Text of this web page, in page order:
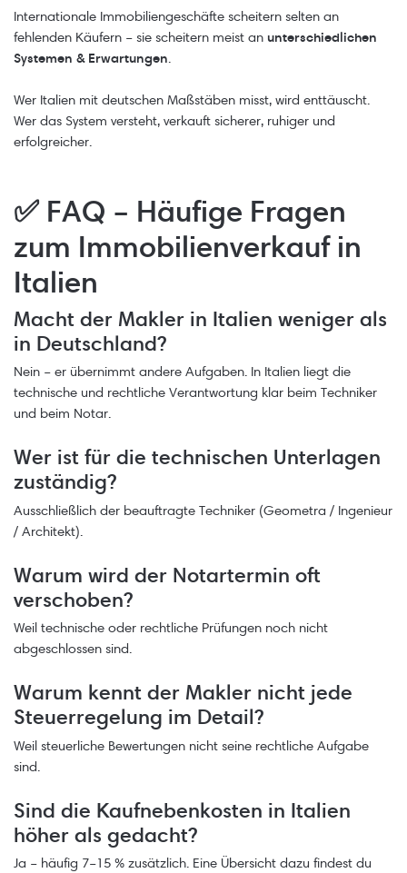
Internationale Immobiliengeschäfte scheitern selten an
fehlenden Käufern – sie scheitern meist an unterschiedlichen
Systemen & Erwartungen.
Wer Italien mit deutschen Maßstäben misst, wird enttäuscht.
Wer das System versteht, verkauft sicherer, ruhiger und
erfolgreicher.
✅ FAQ – Häufige Fragen
zum Immobilienverkauf in
Italien
Macht der Makler in Italien weniger als
in Deutschland?
Nein – er übernimmt andere Aufgaben. In Italien liegt die
technische und rechtliche Verantwortung klar beim Techniker
und beim Notar.
Wer ist für die technischen Unterlagen
zuständig?
Ausschließlich der beauftragte Techniker (Geometra / Ingenieur
/ Architekt).
Warum wird der Notartermin oft
verschoben?
Weil technische oder rechtliche Prüfungen noch nicht
abgeschlossen sind.
Warum kennt der Makler nicht jede
Steuerregelung im Detail?
Weil steuerliche Bewertungen nicht seine rechtliche Aufgabe
sind.
Sind die Kaufnebenkosten in Italien
höher als gedacht?
Ja – häufig 7–15 % zusätzlich. Eine Übersicht dazu findest du